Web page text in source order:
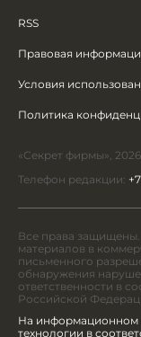
RSS
Правовая
Условия
Политика
«Секрет фирмы», 2026
Телефон редакции:
Все права
материалов в
письменного
обнаружения
ответственности в
Российской
На информационном
технологии в